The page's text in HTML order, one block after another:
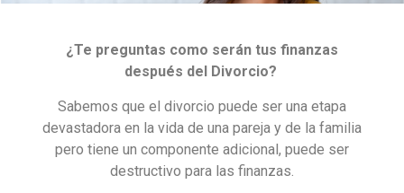
¿Te preguntas como serán tus finanzas
después del Divorcio?
Sabemos que el divorcio puede ser una etapa
devastadora en la vida de una pareja y de la familia
pero tiene un componente adicional, puede ser
destructivo para las finanzas.